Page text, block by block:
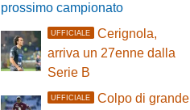
prossimo campionato
UFFICIALE
Cerignola,
arriva un 27enne dalla
Serie B
UFFICIALE
Colpo di grande